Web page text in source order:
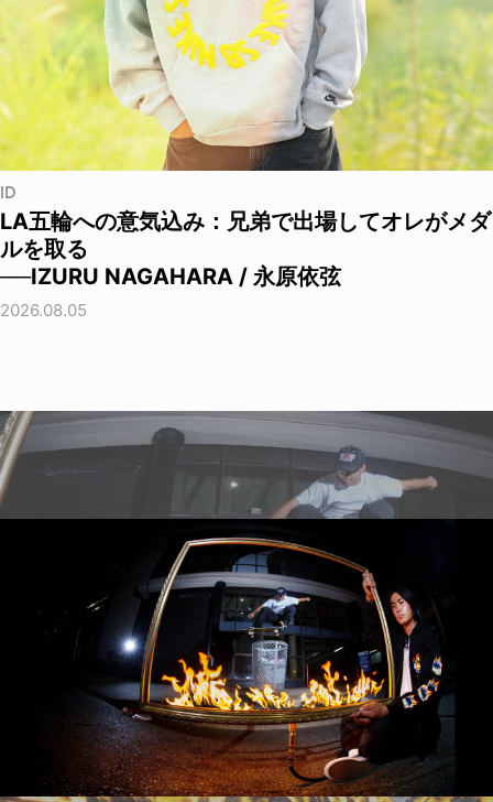
ID
LA五輪への意気込み：兄弟で出場してオレがメダ
ルを取る
──IZURU NAGAHARA / 永原依弦
2026.08.05